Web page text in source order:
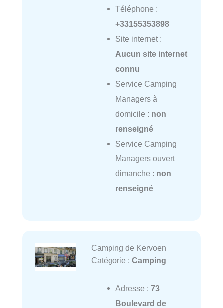
Téléphone :
+33155353898
Site internet :
Aucun site internet
connu
Service Camping
Managers à
domicile : non
renseigné
Service Camping
Managers ouvert
dimanche : non
renseigné
Camping de Kervoen
Catégorie : Camping
Adresse : 73
Boulevard de